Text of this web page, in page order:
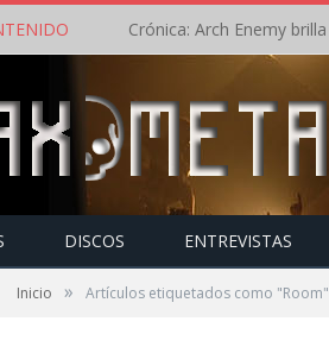
DISCOS ENTREVISTAS
Inicio » Artículos etiquetados como "Room"